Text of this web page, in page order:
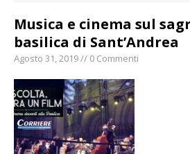
Musica e cinema sul
basilica di Sant’Andrea
Agosto 31, 2019 // 0 Commenti